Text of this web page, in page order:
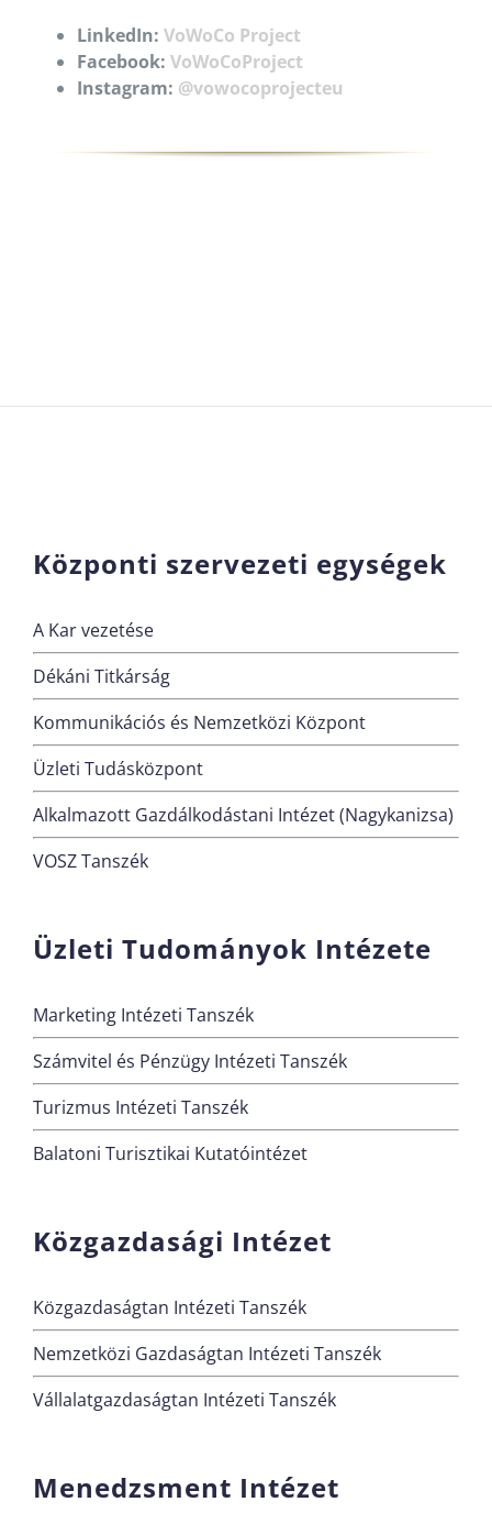
LinkedIn: VoWoCo Project
Facebook: VoWoCoProject
Instagram: @vowocoprojecteu
Központi szervezeti egységek
A Kar vezetése
Dékáni Titkárság
Kommunikációs és Nemzetközi Központ
Üzleti Tudásközpont
Alkalmazott Gazdálkodástani Intézet (Nagykanizsa)
VOSZ Tanszék
Üzleti Tudományok Intézete
Marketing Intézeti Tanszék
Számvitel és Pénzügy Intézeti Tanszék
Turizmus Intézeti Tanszék
Balatoni Turisztikai Kutatóintézet
Közgazdasági Intézet
Közgazdaságtan Intézeti Tanszék
Nemzetközi Gazdaságtan Intézeti Tanszék
Vállalatgazdaságtan Intézeti Tanszék
Menedzsment Intézet